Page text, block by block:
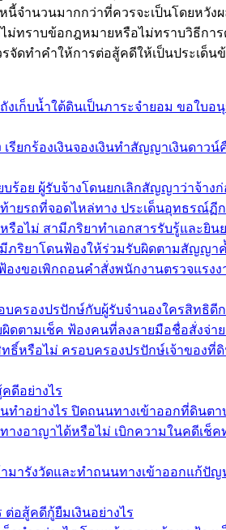
จำนวนมากกว่าที่ควรจะเป็นโดยหวั
ราบข้อกฎหมายหรือไม่ทราบวิธีการ
ำคำให้การต่อสู้คดีให้เป็นประเด็นข้
เก็บน้ำใต้ดินเป็นภาระจำยอม ขอใบ
ยกร้องเงินจองเงินทำสัญญาเงินดา
ร้อย ผู้รับจ้างโดนยกเลิกสัญญาว่าจ้า
ยรถที่จอดไหล่ทาง ประเด็นอุทธรณ์
อไม่ สามีภริยาทำเอกสารรับรู้และยิ
ริยาโดนฟ้องให้ร่วมรับผิดตามสัญญาค้
งขอเพิกถอนคำสั่งพนักงานตรวจแร
ครองปรปักษ์กับผู้รับจำนองใครสิทธิ
ดตามเช็ค ฟ้องคนที่ลงลายมือชื่อสั่งจ่า
หรือไม่ ครอบครองปรปักษ์เจ้าของ
ดีอย่างไร
ำอย่างไร ปิดถนนทางเข้าออกที่ดินตา
งอาญาได้หรือไม่ เบิกความในคดีเช็
มารังวัดและทำถนนทางเข้าออกแก้ปั
ต่อสู้คดีกู้ยืมเงินอย่างไร